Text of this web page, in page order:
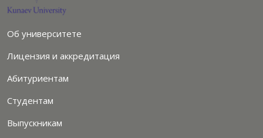
Об университете
Лицензия и аккредитация
Абитуриентам
Студентам
Выпускникам